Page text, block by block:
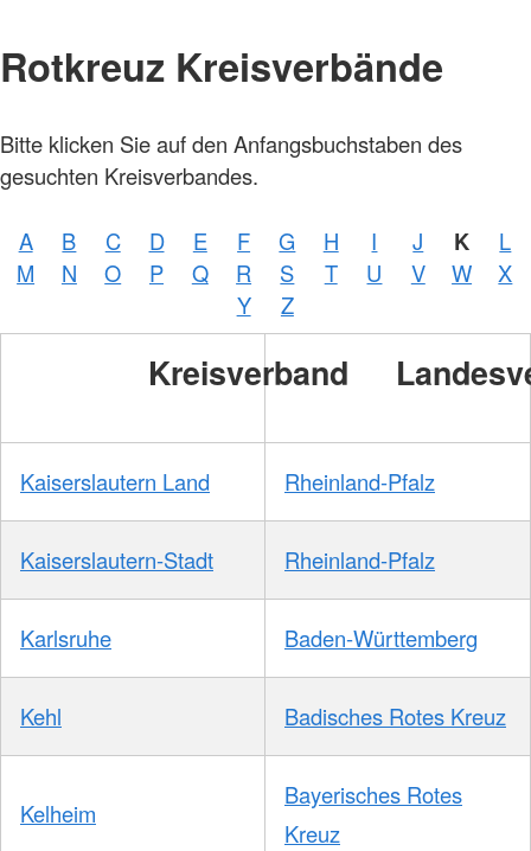
Rotkreuz Kreisverbände
Bitte klicken Sie auf den Anfangsbuchstaben des
gesuchten Kreisverbandes.
A B C D E F G H I J K
L
M
N O P Q R S T U V W
X
Y
Z
Kreisverband
Kaiserslautern Land Rheinland-Pfalz
Kaiserslautern-Stadt Rheinland-Pfalz
Karlsruhe Baden-Württemberg
Kehl Badisches Rotes Kreuz
Kelheim
Bayerisches Rotes
Kreuz